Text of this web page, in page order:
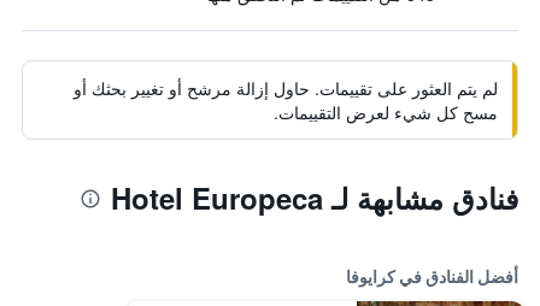
لم يتم العثور على تقييمات. حاول إزالة مرشح أو تغيير بحثك أو
مسح كل شيء لعرض التقييمات.
فنادق مشابهة لـ Hotel Europeca
أفضل الفنادق في كرايوفا